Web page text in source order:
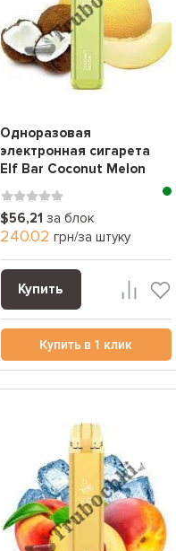
Одноразовая
электронная сигарета
Elf Bar Coconut Melon
(дыня кокос) (1800 Зат...
$56,21 за блок
240.02 грн/за штуку
Купить
Купить в 1 клик